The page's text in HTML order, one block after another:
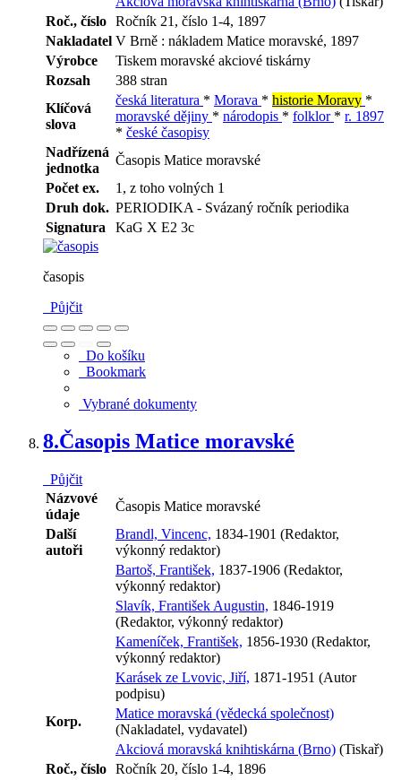
Roč., číslo Ročník 21, číslo 1-4, 1897
Nakladatel V Brně : nákladem Matice moravské, 1897
Výrobce
Tiskem moravské akciové tiskárny
Rozsah
388 stran
Klíčová
slova
česká literatura * Morava * historie Moravy *
moravské dějiny * národopis * folklor * r. 1897
* české časopisy
Nadřízená
jednotka
Časopis Matice moravské
Počet ex.
1, z toho volných 1
Druh dok. PERIODIKA - Svázaný ročník periodika
Signatura
KaG X E2 3c
časopis
Půjčit
Do košíku
Bookmark
Vybrané dokumenty
8.Časopis Matice moravské
Půjčit
Názvové
údaje
Časopis Matice moravské
Další
autoři
Brandl, Vincenc, 1834-1901 (Redaktor,
výkonný redaktor)
Bartoš, František, 1837-1906 (Redaktor,
výkonný redaktor)
Slavík, František Augustin, 1846-1919
(Redaktor, výkonný redaktor)
Kameníček, František, 1856-1930 (Redaktor,
výkonný redaktor)
Karásek ze Lvovic, Jiří, 1871-1951 (Autor
podpisu)
Korp.
Matice moravská (vědecká společnost)
(Nakladatel, vydavatel)
Akciová moravská knihtiskárna (Brno) (Tiskař)
Roč., číslo Ročník 20, číslo 1-4, 1896